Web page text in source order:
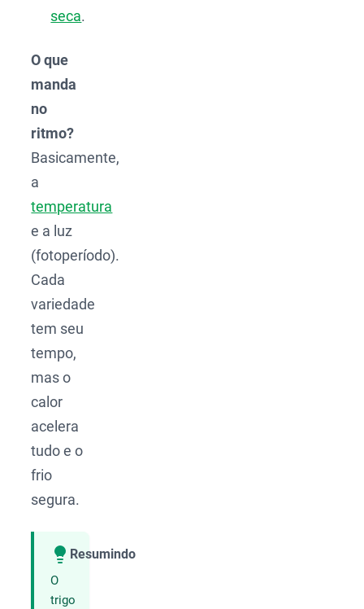
seca.
O que
manda
no
ritmo?
Basicamente,
a
temperatura
e a luz
(fotoperíodo).
Cada
variedade
tem seu
tempo,
mas o
calor
acelera
tudo e o
frio
segura.
Resumindo
O
trigo